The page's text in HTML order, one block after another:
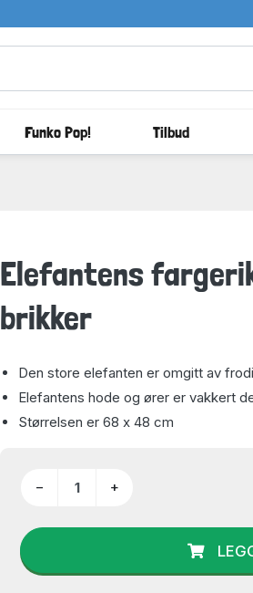
Funko Pop! Tilbud
Elefantens
brikker
Den store elefanten er omgitt av
Elefantens hode og ører er vakkert
Størrelsen er 68 x 48 cm
− +